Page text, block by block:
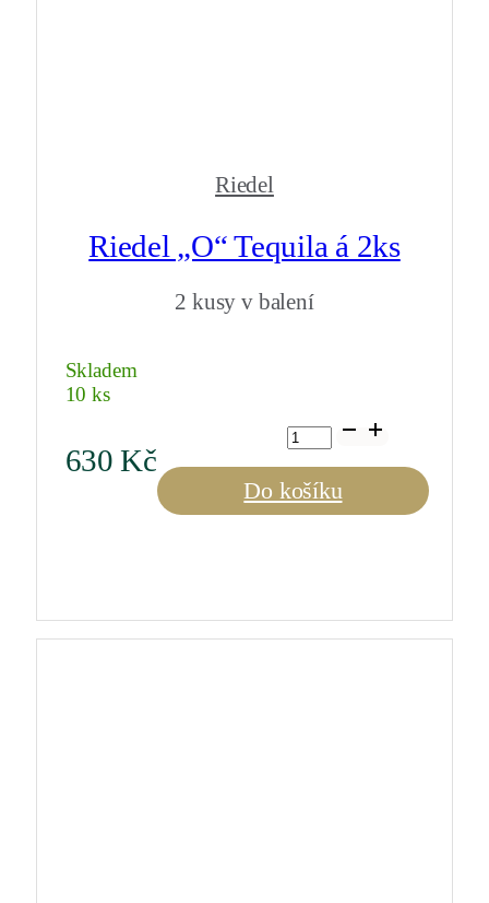
Riedel
Riedel „O“ Tequila á 2ks
2 kusy v balení
Skladem
10 ks
630Kč
Riedel
"O"
Tequila
á
2ks
Do košíku